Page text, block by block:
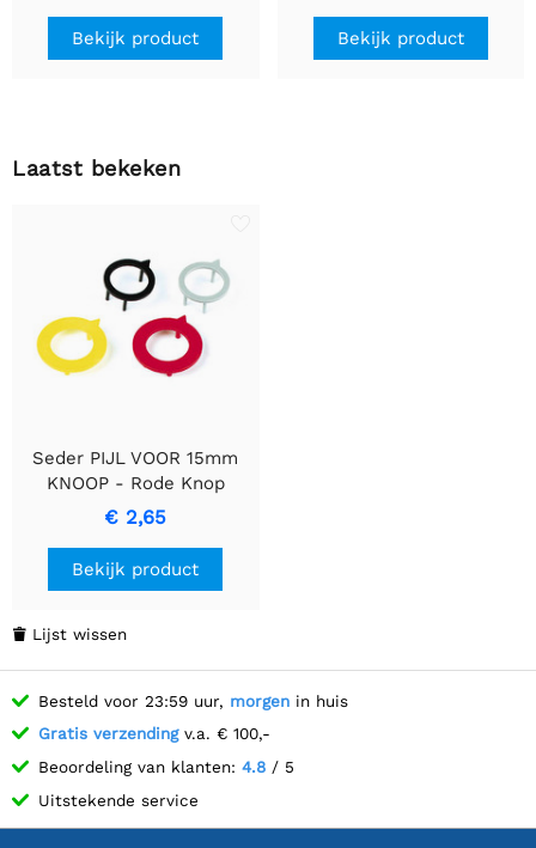
Bekijk product Bekijk product
Laatst bekeken
Seder PIJL VOOR 15mm
KNOOP - Rode Knop
€ 2,65
Bekijk product
 Lijst wissen
Besteld voor 23:59 uur, morgen in huis
Gratis verzendingv.a. € 100,-
Beoordeling van klanten: 4.8 / 5
Uitstekende service